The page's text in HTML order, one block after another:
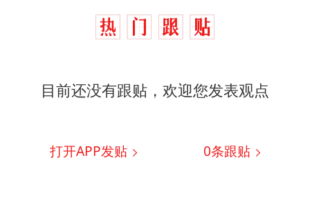
目前还没有跟贴，欢迎您发表观点
打开APP发贴 0条跟贴